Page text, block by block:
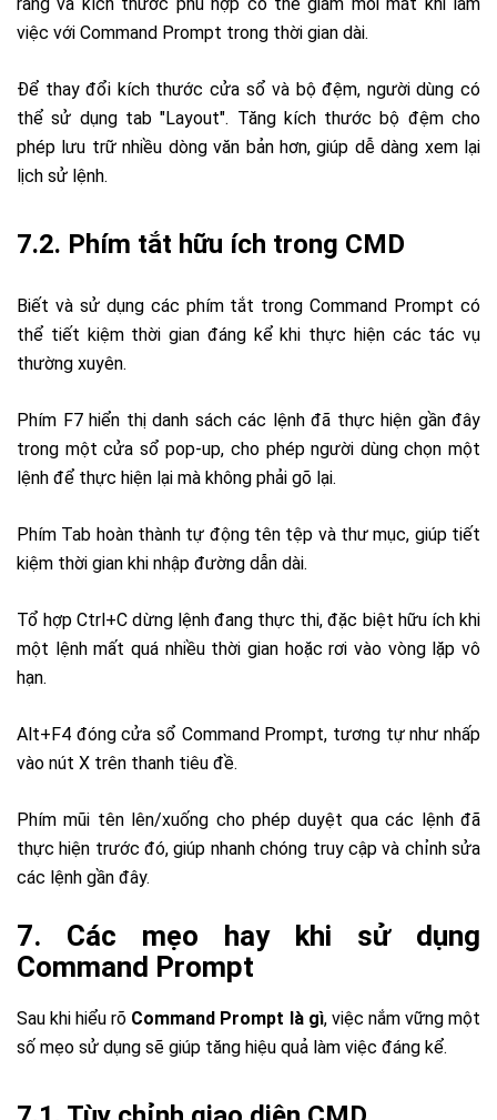
việc với Command Prompt trong thời gian dài.
Để thay đổi kích thước cửa sổ và bộ đệm, người dùng có
thể sử dụng tab "Layout". Tăng kích thước bộ đệm cho
phép lưu trữ nhiều dòng văn bản hơn, giúp dễ dàng xem lại
lịch sử lệnh.
7.2. Phím tắt hữu ích trong CMD
Biết và sử dụng các phím tắt trong Command Prompt có
thể tiết kiệm thời gian đáng kể khi thực hiện các tác vụ
thường xuyên.
Phím F7 hiển thị danh sách các lệnh đã thực hiện gần đây
trong một cửa sổ pop-up, cho phép người dùng chọn một
lệnh để thực hiện lại mà không phải gõ lại.
Phím Tab hoàn thành tự động tên tệp và thư mục, giúp tiết
kiệm thời gian khi nhập đường dẫn dài.
Tổ hợp Ctrl+C dừng lệnh đang thực thi, đặc biệt hữu ích khi
một lệnh mất quá nhiều thời gian hoặc rơi vào vòng lặp vô
hạn.
Alt+F4 đóng cửa sổ Command Prompt, tương tự như nhấp
vào nút X trên thanh tiêu đề.
Phím mũi tên lên/xuống cho phép duyệt qua các lệnh đã
thực hiện trước đó, giúp nhanh chóng truy cập và chỉnh sửa
các lệnh gần đây.
7. Các mẹo hay khi sử dụng
Command Prompt
Sau khi hiểu rõ Command Prompt là gì, việc nắm vững một
số mẹo sử dụng sẽ giúp tăng hiệu quả làm việc đáng kể.